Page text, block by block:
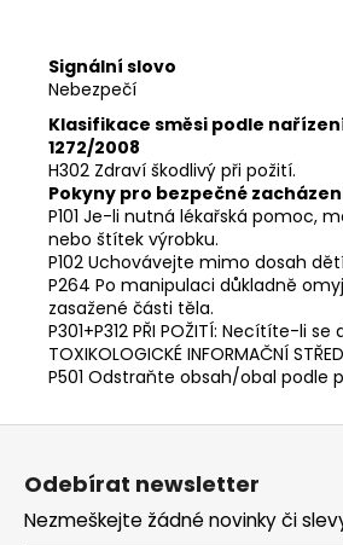
Signální slovo
Nebezpečí
Klasifikace směsi podle
1272/2008
H302 Zdraví škodlivý při požití.
Pokyny pro bezpečné
P101 Je-li nutná lékařská pomoc,
nebo štítek výrobku.
P102 Uchovávejte mimo dosah
P264 Po manipulaci důkladně
zasažené části těla.
P301+P312 PŘI POŽITÍ: Necítíte-li
TOXIKOLOGICKÉ INFORMAČNÍ
P501 Odstraňte obsah/obal podle
Odebírat newsletter
Nezmeškejte žádné novinky či